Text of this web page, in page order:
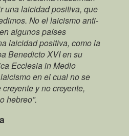
una laicidad positiva, que
No el laicismo anti-
algunos países
laicidad positiva, como la
Benedicto XVI en su
Ecclesia in Medio
en el cual no se
y no creyente,
hebreo”.